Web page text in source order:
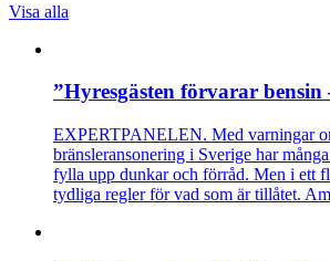
Visa alla
”Hyresgästen förvarar bensin
EXPERTPANELEN. Med varningar
bränsleransonering i Sverige har
fylla upp dunkar och förråd. Men i ett
tydliga regler för vad som är tillåtet.